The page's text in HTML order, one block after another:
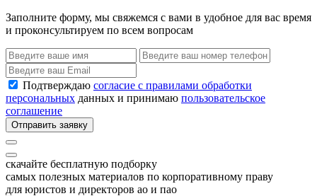
Заполните форму, мы свяжемся с вами в удобное для вас время
и проконсультируем по всем вопросам
Подтверждаю согласие с правилами обработки
персональных данных и принимаю пользовательское
соглашение
Отправить заявку
скачайте бесплатную подборку
самых полезных материалов по корпоративному праву
для юристов и директоров ао и пао